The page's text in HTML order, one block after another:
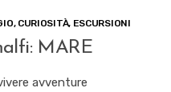
, CURIOSITÀ, ESCURSIONI
MARE
avventure